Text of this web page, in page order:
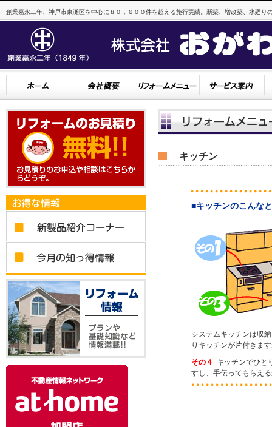
創業嘉永二年、神戸市東灘区を中心に８０，６００件を超える施行実績。新築、増改築、水廻
キッチン
■キッチンのこんな
システムキッチンは収
りキッチンが片付きま
その４
キッチンでひと
すし、手伝ってもらえ